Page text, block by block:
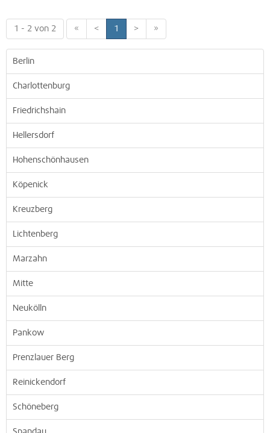
1 - 2 von 2 « < 1 > »
Berlin
Charlottenburg
Friedrichshain
Hellersdorf
Hohenschönhausen
Köpenick
Kreuzberg
Lichtenberg
Marzahn
Mitte
Neukölln
Pankow
Prenzlauer Berg
Reinickendorf
Schöneberg